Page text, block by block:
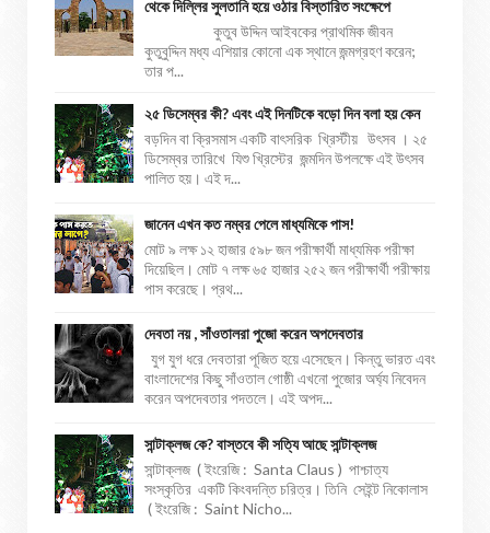
থেকে দিল্লির সুলতানি হয়ে ওঠার বিস্তারিত সংক্ষেপে
কুতুব উদ্দিন আইবকের প্রাথমিক জীবন
কুতুবুদ্দিন মধ্য এশিয়ার কোনো এক স্থানে জন্মগ্রহণ করেন;
তার প...
২৫ ডিসেম্বর কী? এবং এই দিনটিকে বড়ো দিন বলা হয় কেন
বড়দিন বা ক্রিসমাস একটি বাৎসরিক খ্রিস্টীয় উৎসব । ২৫
ডিসেম্বর তারিখে যিশু খ্রিস্টের জন্মদিন উপলক্ষে এই উৎসব
পালিত হয়। এই দ...
জানেন এখন কত নম্বর পেলে মাধ্যমিকে পাস!
মোট ৯ লক্ষ ১২ হাজার ৫৯৮ জন পরীক্ষার্থী মাধ্যমিক পরীক্ষা
দিয়েছিল। মোট ৭ লক্ষ ৬৫ হাজার ২৫২ জন পরীক্ষার্থী পরীক্ষায়
পাস করেছে। প্রথ...
দেবতা নয় , সাঁওতালরা পুজো করেন অপদেবতার
যুগ যুগ ধরে দেবতারা পূজিত হয়ে এসেছেন। কিন্তু ভারত এবং
বাংলাদেশের কিছু সাঁওতাল গোষ্ঠী এখনো পুজোর অর্ঘ্য নিবেদন
করেন অপদেবতার পদতলে। এই অপদ...
সান্টাক্লজ কে? বাস্তবে কী সত্যি আছে সান্টাক্লজ
সান্টাক্লজ ( ইংরেজি : Santa Claus ) পাশ্চাত্য
সংস্কৃতির একটি কিংবদন্তি চরিত্র। তিনি সেইন্ট নিকোলাস
( ইংরেজি : Saint Nicho...